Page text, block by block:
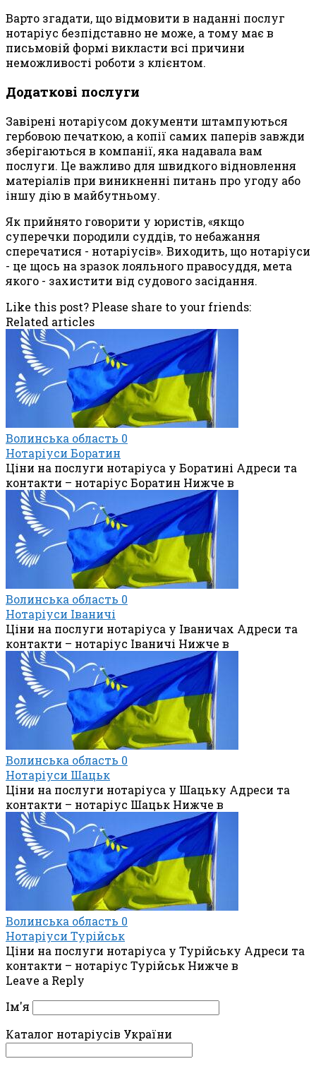
Варто згадати, що відмовити в наданні послуг
нотаріус безпідставно не може, а тому має в
письмовій формі викласти всі причини
неможливості роботи з клієнтом.
Додаткові послуги
Завірені нотаріусом документи штампуються
гербовою печаткою, а копії самих паперів завжди
зберігаються в компанії, яка надавала вам
послуги. Це важливо для швидкого відновлення
матеріалів при виникненні питань про угоду або
іншу дію в майбутньому.
Як прийнято говорити у юристів, «якщо
суперечки породили суддів, то небажання
сперечатися - нотаріусів». Виходить, що нотаріуси
- це щось на зразок лояльного правосуддя, мета
якого - захистити від судового засідання.
Like this post? Please share to your friends:
Related articles
Волинська область 0
Нотаріуси Боратин
Ціни на послуги нотаріуса у Боратині Адреси та
контакти – нотаріус Боратин Нижче в
Волинська область 0
Нотаріуси Іваничі
Ціни на послуги нотаріуса у Іваничах Адреси та
контакти – нотаріус Іваничі Нижче в
Волинська область 0
Нотаріуси Шацьк
Ціни на послуги нотаріуса у Шацьку Адреси та
контакти – нотаріус Шацьк Нижче в
Волинська область 0
Нотаріуси Турійськ
Ціни на послуги нотаріуса у Турійську Адреси та
контакти – нотаріус Турійськ Нижче в
Leave a Reply
Ім'я
Каталог нотаріусів України